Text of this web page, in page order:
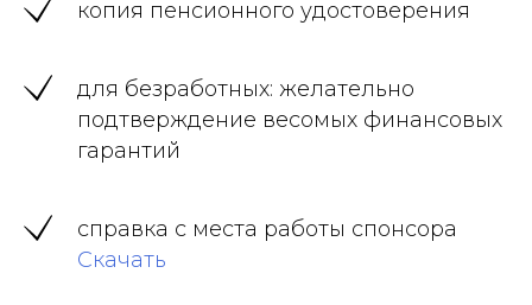
копия пенсионного удостоверения
для безработных: желательно
подтверждение весомых финансовых
гарантий
справка с места работы спонсора
Скачать